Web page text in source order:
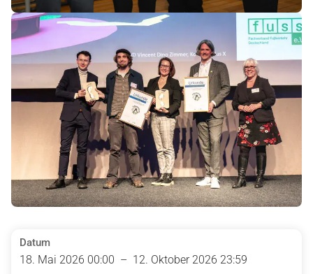
Datum
18. Mai 2026 00:00 – 12. Oktober 2026 23:59